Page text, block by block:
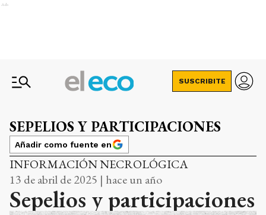
Ads
SUSCRIBITE
SEPELIOS Y PARTICIPACIONES
Añadir como fuente en
INFORMACIÓN NECROLÓGICA
13 de abril de 2025 | hace un año
Sepelios y participaciones